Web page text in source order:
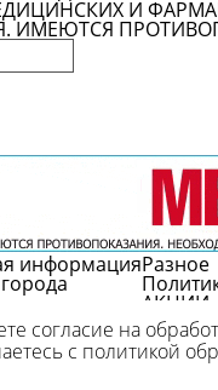
И
ИМЕЮТСЯ
информация
болезней
Разное
АКЦИИ
согласие на
с политикой